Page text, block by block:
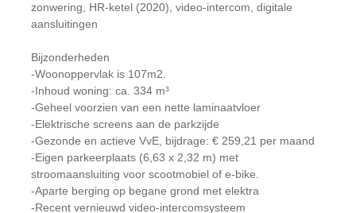
zonwering, HR-ketel (2020), video-intercom, digitale
aansluitingen
Bijzonderheden
-Woonoppervlak is 107m2.
-Inhoud woning: ca. 334 m³
-Geheel voorzien van een nette laminaatvloer
-Elektrische screens aan de parkzijde
-Gezonde en actieve VvE, bijdrage: € 259,21 per maand
-Eigen parkeerplaats (6,63 x 2,32 m) met
stroomaansluiting voor scootmobiel of e-bike.
-Aparte berging op begane grond met elektra
-Recent vernieuwd video-intercomsysteem